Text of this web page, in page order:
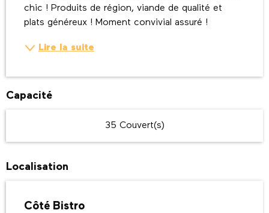
chic ! Produits de région, viande de qualité et
plats généreux ! Moment convivial assuré !
Lire la suite
Capacité
35 Couvert(s)
Localisation
Côté Bistro